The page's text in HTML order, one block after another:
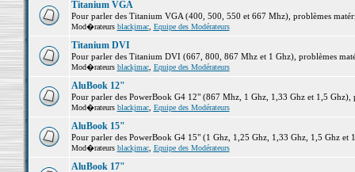
Titanium VGA
Pour parler des Titanium VGA (400, 500, 550 et 667 Mhz), problèmes
Mod�rateurs blackjmac, Equipe des Modérateurs
Titanium DVI
Pour parler des Titanium DVI (667, 800, 867 Mhz et 1 Ghz), problèmes
Mod�rateurs blackjmac, Equipe des Modérateurs
AluBook 12"
Pour parler des PowerBook G4 12" (867 Mhz, 1 Ghz, 1,33 Ghz et 1,5 Ghz),
Mod�rateurs blackjmac, Equipe des Modérateurs
AluBook 15"
Pour parler des PowerBook G4 15" (1 Ghz, 1,25 Ghz, 1,33 Ghz, 1,5 Ghz et
Mod�rateurs blackjmac, Equipe des Modérateurs
AluBook 17"